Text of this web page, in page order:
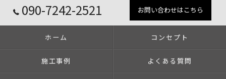
090-7242-2521 お問い合わせはこちら
ホーム コンセプト
施工事例 よくある質問